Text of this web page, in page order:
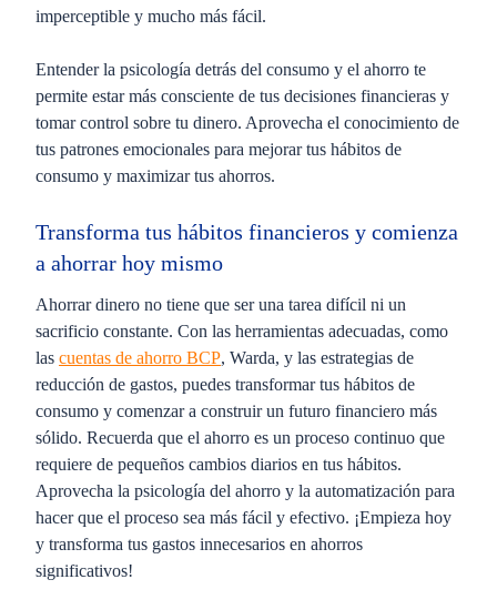
imperceptible y mucho más fácil.
Entender la psicología detrás del consumo y el ahorro te
permite estar más consciente de tus decisiones financieras y
tomar control sobre tu dinero. Aprovecha el conocimiento de
tus patrones emocionales para mejorar tus hábitos de
consumo y maximizar tus ahorros.
Transforma tus hábitos financieros y comienza
a ahorrar hoy mismo
Ahorrar dinero no tiene que ser una tarea difícil ni un
sacrificio constante. Con las herramientas adecuadas, como
las cuentas de ahorro BCP, Warda, y las estrategias de
reducción de gastos, puedes transformar tus hábitos de
consumo y comenzar a construir un futuro financiero más
sólido. Recuerda que el ahorro es un proceso continuo que
requiere de pequeños cambios diarios en tus hábitos.
Aprovecha la psicología del ahorro y la automatización para
hacer que el proceso sea más fácil y efectivo. ¡Empieza hoy
y transforma tus gastos innecesarios en ahorros
significativos!